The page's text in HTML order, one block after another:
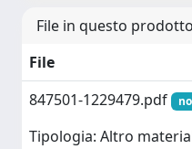
File in questo
File
847501-1229479.pdf
Tipologia: Altro